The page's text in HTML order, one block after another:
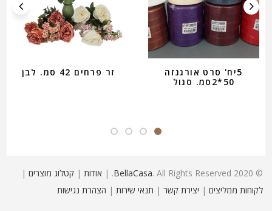
5יח' סרט אורגנזה
50*2סמ. סגול
זר פרחים 42 סמ. לבן
© 2020
BellaCasa. All Rights Reserved. | אודות | קטלוג מוצרים |
לקוחות ממליצים | יצירת קשר | תנאי שירות | הצהרת נגישות